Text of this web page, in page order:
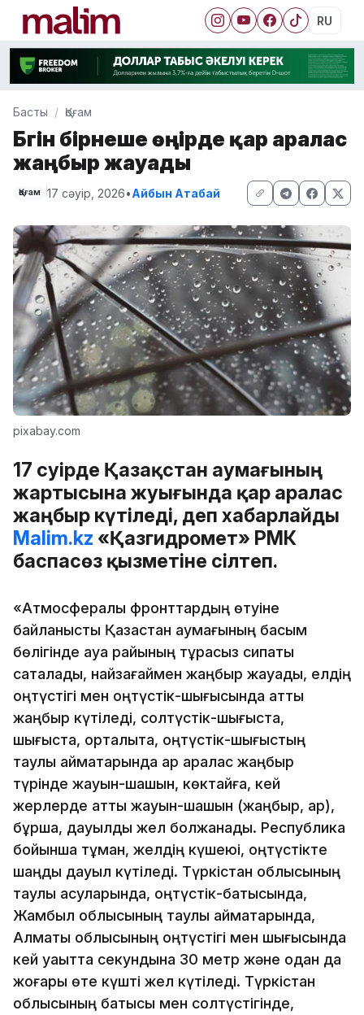
RU
Басты Қоғам
Бүгін бірнеше өңірде қар аралас
жаңбыр жауады
Қоғам 17 сәуір, 2026•Айбын Атабай
pixabay.com
17 сәуірде Қазақстан аумағының
жартысына жуығында қар аралас
жаңбыр күтіледі, деп хабарлайды
Malim.kz «Қазгидромет» РМК
баспасөз қызметіне сілтеп.
«Атмосфералық фронттардың өтуіне
байланысты Қазақстан аумағының басым
бөлігінде ауа райының тұрақсыз сипаты
сақталады, найзағаймен жаңбыр жауады, елдің
оңтүстігі мен оңтүстік-шығысында қатты
жаңбыр күтіледі, солтүстік-шығыста,
шығыста, орталықта, оңтүстік-шығыстың
таулы аймақтарында қар аралас жаңбыр
түрінде жауын-шашын, көктайғақ, кей
жерлерде қатты жауын-шашын (жаңбыр, қар),
бұршақ, дауылды жел болжанады. Республика
бойынша тұман, желдің күшеюі, оңтүстікте
шаңды дауыл күтіледі. Түркістан облысының
таулы асуларында, оңтүстік-батысында,
Жамбыл облысының таулы аймақтарында,
Алматы облысының оңтүстігі мен шығысында
кей уақытта секундына 30 метр және одан да
жоғары өте күшті жел күтіледі. Түркістан
облысының батысы мен солтүстігінде,